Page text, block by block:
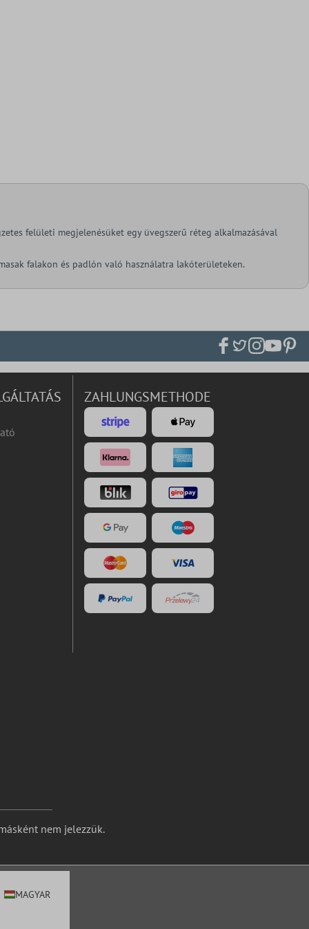
felületi megjelenésüket egy üvegszerű réteg alkalmazásával
falakon és padlón való használatra lakóterületeken.
ZAHLUNGSMETHODE
nem jelezzük.
MAGYAR